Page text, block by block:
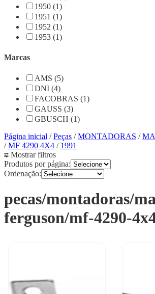
1950 (1)
1951 (1)
1952 (1)
1953 (1)
Marcas
AMS (5)
DNI (4)
FACOBRAS (1)
GAUSS (3)
GBUSCH (1)
Página inicial /Peças /MONTADORAS /
/MF 4290 4X4 / 1991
Mostrar filtros
Produtos por página:
Ordenação:
pecas/montadoras/
ferguson/mf-4290-